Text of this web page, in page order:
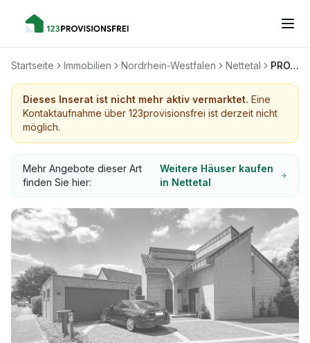
Startseite Immobilien Nordrhein-Westfalen Nettetal PROVISIONSFREI!
Dieses Inserat ist nicht mehr aktiv vermarktet. Eine
Kontaktaufnahme über 123provisionsfrei ist derzeit nicht
möglich.
Mehr Angebote dieser Art
finden Sie hier:
Weitere Häuser kaufen
in Nettetal